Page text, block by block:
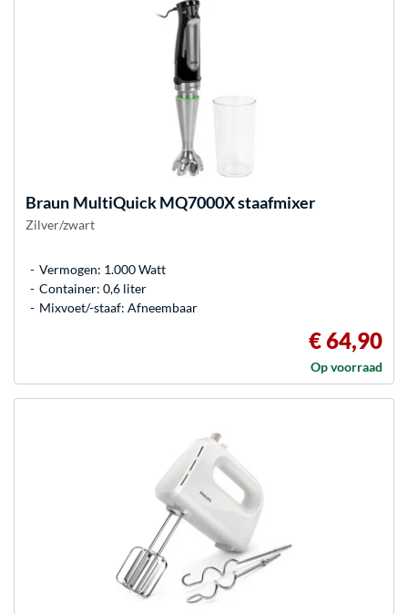
Braun MultiQuick MQ7000X staafmixer
Zilver/zwart
Vermogen: 1.000 Watt
Container: 0,6 liter
Mixvoet/-staaf: Afneembaar
€ 64,90
Op voorraad